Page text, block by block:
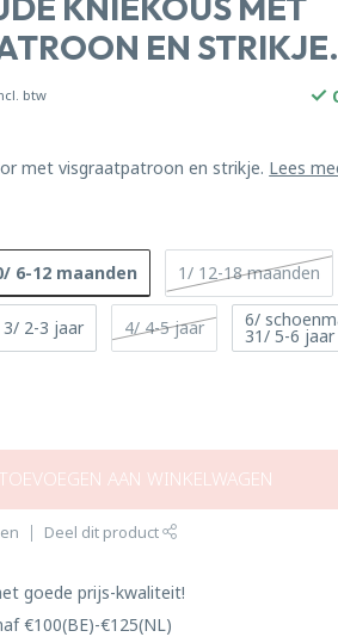
EN STRIKJE.
btw
met visgraatpatroon en strikje. Lees
6-12 maanden 1/ 12-18 maanden
3/ 2-3 jaar 4/ 4-5 jaar 6/
31/ 5-6 jaar
TOEVOEGEN AAN WINKELWAGEN
Deel dit product
goede prijs-kwaliteit!
€100(BE)-€125(NL)